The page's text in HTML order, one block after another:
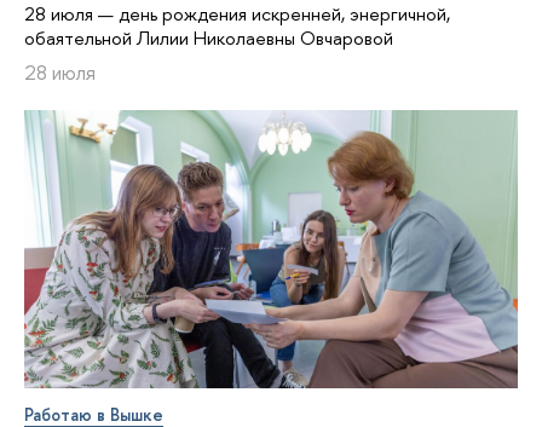
28 июля — день рождения искренней, энергичной,
обаятельной Лилии Николаевны Овчаровой
28 июля
Работаю в Вышке